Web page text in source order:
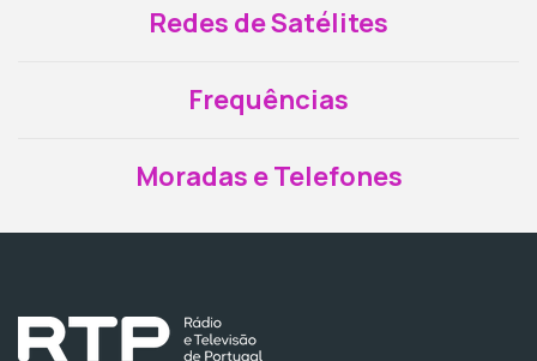
Redes de Satélites
Frequências
Moradas e Telefones